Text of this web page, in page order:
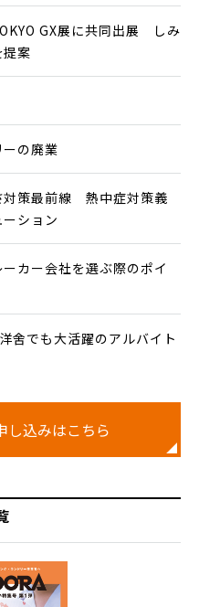
GX展に共同出展 しみ
案
の廃業
対策最前線 熱中症対策義
ション
カー会社を選ぶ際のポイ
舍でも大活躍のアルバイト
し込みはこちら